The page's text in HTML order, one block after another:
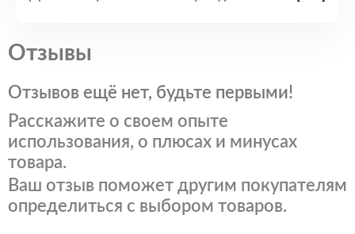
Отзывы
Отзывов ещё нет, будьте первыми!
Расскажите о своем опыте
использования, о плюсах и минусах
товара.
Ваш отзыв поможет другим покупателям
определиться с выбором товаров.